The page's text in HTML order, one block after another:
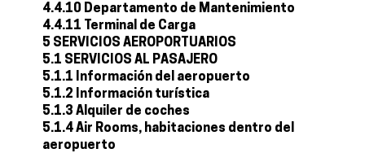
4.4.10 Departamento de Mantenimiento
4.4.11 Terminal de Carga
5 SERVICIOS AEROPORTUARIOS
5.1 SERVICIOS AL PASAJERO
5.1.1 Información del aeropuerto
5.1.2 Información turística
5.1.3 Alquiler de coches
5.1.4 Air Rooms, habitaciones dentro del
aeropuerto